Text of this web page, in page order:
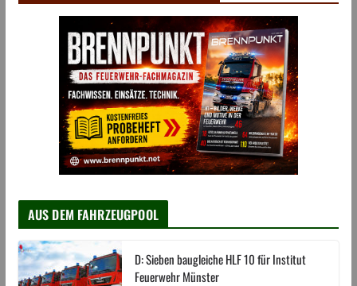
AUS DEM FAHRZEUGPOOL
D: Sieben baugleiche HLF 10 für Institut
Feuerwehr Münster